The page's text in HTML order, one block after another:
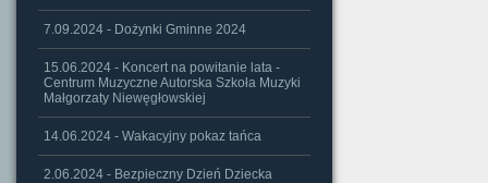
7.09.2024 - Dożynki Gminne 2024
15.06.2024 - Koncert na powitanie lata -
Centrum Muzyczne Autorska Szkoła Muzyki
Małgorzaty Niewęgłowskiej
14.06.2024 - Wakacyjny pokaz tańca
2.06.2024 - Bezpieczny Dzień Dziecka